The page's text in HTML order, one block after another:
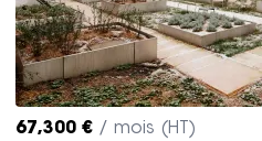
67,300 € / mois (HT)